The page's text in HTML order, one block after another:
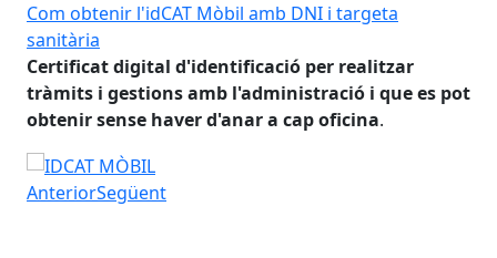
Com obtenir l'idCAT Mòbil amb DNI i targeta
sanitària
Certificat digital d'identificació per realitzar
tràmits i gestions amb l'administració i que es pot
obtenir sense haver d'anar a cap oficina.
Com obtenir l'idCAT Mòbil amb DNI i targeta sanitària
AnteriorSegüent